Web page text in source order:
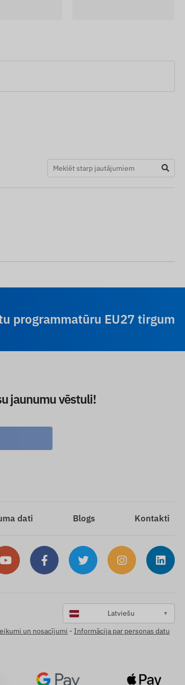
programmatūru EU27 tirgum
jaunumu vēstuli!
dati Blogs Kontakti
Latviešu ▼
un nosacījumi - Informācija par personas datu